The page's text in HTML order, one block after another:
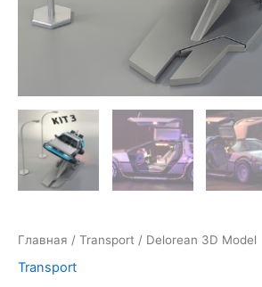
Главная / Transport / Delorean 3D Model
Transport